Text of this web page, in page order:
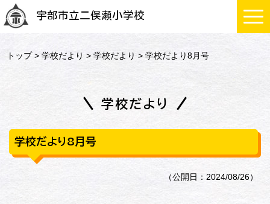
宇部市立二俣瀬小学校
トップ>学校だより >学校だより > 学校だより8月号
学校だより
学校だより8月号
（公開日：2024/08/26）